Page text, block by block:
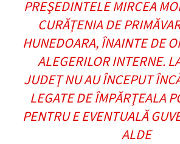
PREŞEDINTELE MIRCEA
CURĂŢENIA DE
HUNEDOARA, ÎNAINTE DE
ALEGERILOR INTERNE.
JUDEŢ NU AU ÎNCEPUT
LEGATE DE ÎMPĂRŢEALA
PENTRU E EVENTUALĂ
ALDE